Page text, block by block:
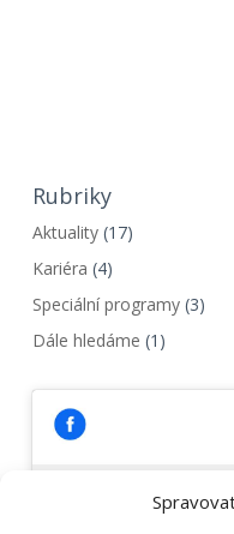
Rubriky
Aktuality(17)
Kariéra (4)
Speciální programy(3)
Dále hledáme (1)